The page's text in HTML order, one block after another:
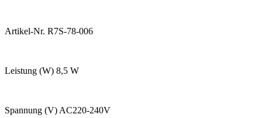
Artikel-Nr. R7S-78-006
Leistung (W) 8,5 W
Spannung (V) AC220-240V